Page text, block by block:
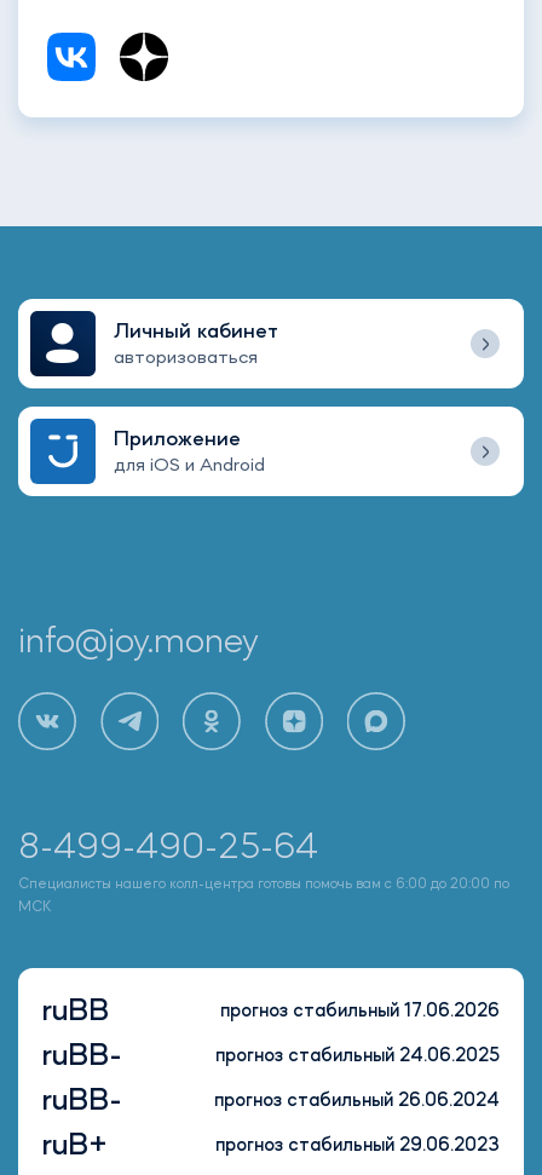
Личный кабинет
авторизоваться
Приложение
для iOS и Android
info@joy.money
8-499-490-25-64
Специалисты нашего колл-центра готовы помочь вам с 6:00 до 20:00 по
МСК
ruBB прогноз стабильный 17.06.2026
ruBB- прогноз стабильный 24.06.2025
ruBB- прогноз стабильный 26.06.2024
ruB+ прогноз стабильный 29.06.2023